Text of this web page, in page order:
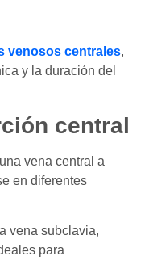
venosos centrales,
y la duración del
central
vena central a
en diferentes
vena subclavia,
para